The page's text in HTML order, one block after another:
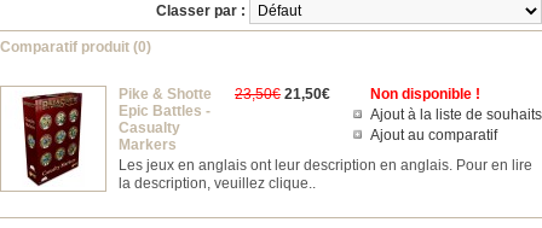
Classer par :
Comparatif produit (0)
Non disponible !
Ajout à la liste de souhaits
Ajout au comparatif
23,50€ 21,50€
Pike & Shotte
Epic Battles -
Casualty
Markers
Les jeux en anglais ont leur description en anglais. Pour en lire
la description, veuillez clique..